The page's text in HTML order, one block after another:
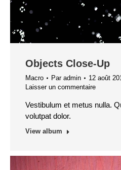
Objects Close-Up
Macro Par admin
12 août
Laisser un commentaire
Vestibulum et metus nulla.
volutpat dolor.
View album